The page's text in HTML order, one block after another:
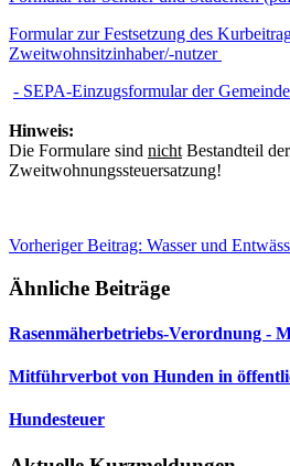
Formular zur Festsetzung des
Zweitwohnsitzinhaber/-nutzer
- SEPA-Einzugsformular der
Hinweis:
Die Formulare sind nicht Bestandteil der
Zweitwohnungssteuersatzung!
Vorheriger Beitrag: Wasser und
Ähnliche Beiträge
Rasenmäherbetriebs-Verordnung -
Mitführverbot von Hunden in
Hundesteuer